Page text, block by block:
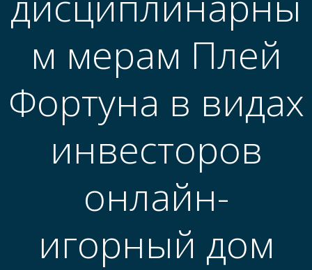
м мерам Плей
Фортуна в видах
инвесторов
онлайн-
игорный дом